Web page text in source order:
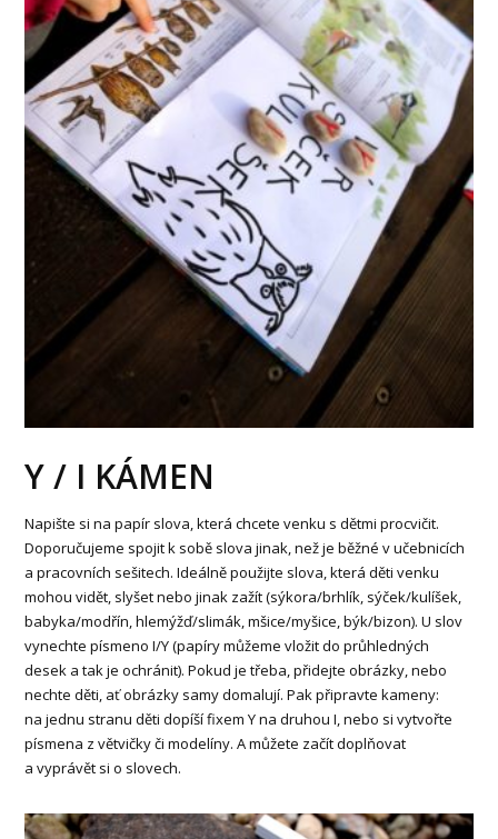
Y / I KÁMEN
Napište si na papír slova, která chcete venku s dětmi procvičit.
Doporučujeme spojit k sobě slova jinak, než je běžné v učebnicích
a pracovních sešitech. Ideálně použijte slova, která děti venku
mohou vidět, slyšet nebo jinak zažít (sýkora/brhlík, sýček/kulíšek,
babyka/modřín, hlemýžď/slimák, mšice/myšice, býk/bizon). U slov
vynechte písmeno I/Y (papíry můžeme vložit do průhledných
desek a tak je ochránit). Pokud je třeba, přidejte obrázky, nebo
nechte děti, ať obrázky samy domalují. Pak připravte kameny:
na jednu stranu děti dopíší fixem Y na druhou I, nebo si vytvořte
písmena z větvičky či modelíny. A můžete začít doplňovat
a vyprávět si o slovech.